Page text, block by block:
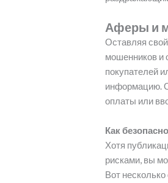
Аферы и
Оставляя
мошенников и
покупателей
информацию.
оплаты или
Как
Хотя
рисками, вы
Вот